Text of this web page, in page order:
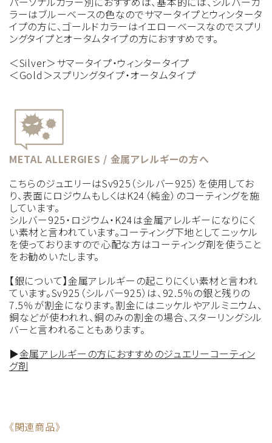
ラーはブルーベースの色なのでサマータイプとウィンタータ
イプの方に、ゴールドカラーはイエローベースなのでスプリ
ングタイプとオータムタイプの方におすすめです。
＜Silver＞サマータイプ・ウィンタータイプ
＜Gold＞スプリングタイプ・オータムタイプ
METAL ALLERGIES / 金属アレルギーの方へ
こちらのジュエリーはSv925（シルバー925）を使用してお
り、表面にロジウムもしくはK24（純金）のコーティングを施
しています。
シルバー925・ロジウム・K24は金属アレルギーになりにく
い素材と言われています。コーティング下地としてニッケル
を使っておりますので心配な方はコーティング剤を使うこと
をお勧めいたします。
【銀について】金属アレルギーの起こりにくい素材と言われ
ています。Sv925（シルバー925）は、92.5％の銀と残りの
7.5％が割金になります。割金にはニッケルやアルミニウム、
銅などが使われれ、銅のみの割金の場合、スターリングシル
バーと言われることもあります。
▶︎金属アレルギーの方におすすめのジュエリーコーティン
グ剤
《関連商品》